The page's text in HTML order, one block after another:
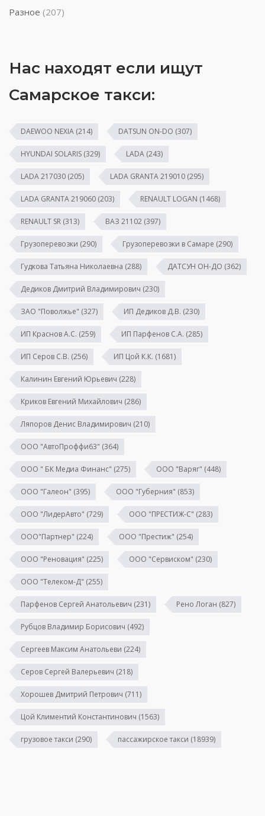
Разное (207)
Нас находят если ищут
Самарское такси:
DAEWOO NEXIA (214) DATSUN ON-DO (307)
HYUNDAI SOLARIS (329) LADA (243)
LADA 217030 (205) LADA GRANTA 219010 (295)
LADA GRANTA 219060 (203) RENAULT LOGAN (1468)
RENAULT SR (313) ВАЗ 21102 (397)
Грузоперевозки (290) Грузоперевозки в Самаре (290)
Гудкова Татьяна Николаевна (288) ДАТСУН ОН-ДО (362)
Дедиков Дмитрий Владимирович (230)
ЗАО "Поволжье" (327) ИП Дедиков Д.В. (230)
ИП Краснов А.С. (259) ИП Парфенов С.А. (285)
ИП Серов С.В. (256) ИП Цой К.К. (1681)
Калинин Евгений Юрьевич (228)
Криков Евгений Михайлович (286)
Ляпоров Денис Владимирович (210)
ООО "АвтоПроффи63" (364)
ООО " БК Медиа Финанс" (275) ООО "Варяг" (448)
ООО "Галеон" (395) ООО "Губерния" (853)
ООО "ЛидерАвто" (729) ООО "ПРЕСТИЖ-С" (283)
ООО"Партнер" (224) ООО "Престиж" (254)
ООО "Реновация" (225) ООО "Сервиском" (230)
ООО "Телеком-Д" (255)
Парфенов Сергей Анатольевич (231) Рено Логан (827)
Рубцов Владимир Борисович (492)
Сергеев Максим Анатольеви (224)
Серов Сергей Валерьевич (218)
Хорошев Дмитрий Петрович (711)
Цой Климентий Константинович (1563)
грузовое такси (290) пассажирское такси (18939)